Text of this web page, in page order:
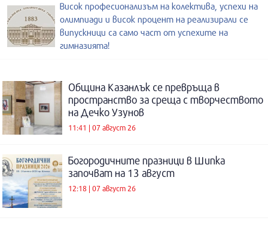
Висок професионализъм на колектива, успехи на
олимпиади и висок процент на реализирали се
випускници са само част от успехите на
гимназията!
Община Казанлък се превръща в
пространство за среща с творчеството
на Дечко Узунов
11:41 | 07 август 26
Богородичните празници в Шипка
започват на 13 август
12:18 | 07 август 26